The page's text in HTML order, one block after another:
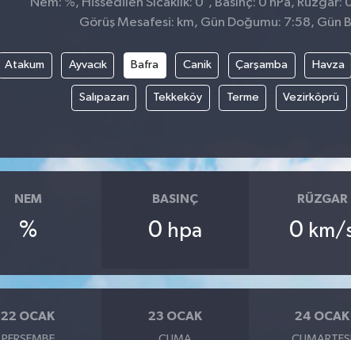
Görüş Mesafesi: km, Gün Doğumu: 7:58, Gün
Atakum Ayvacık Bafra Canik Çarşamba Havza
Salıpazarı Tekkeköy Terme Vezirköprü
NEM
%
BASINÇ
0 hpa
RÜZGAR
0 km/
22 OCAK 23 OCAK 24 OCAK